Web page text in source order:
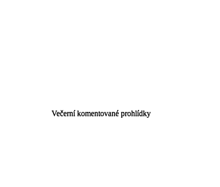
Večerní komentované prohlídky
Večerní komentované prohlídky